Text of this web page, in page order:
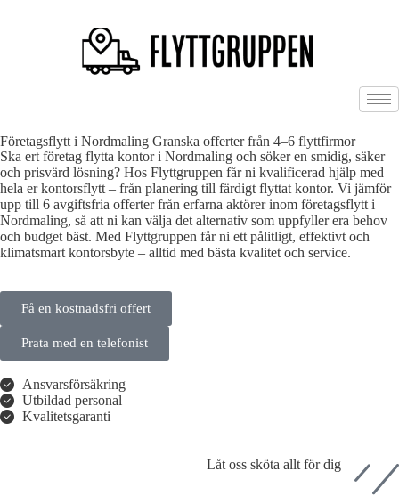
Företagsflytt i Nordmaling Granska offerter från 4–6 flyttfirmor
Ska ert företag flytta kontor i Nordmaling och söker en smidig, säker
och prisvärd lösning? Hos Flyttgruppen får ni kvalificerad hjälp med
hela er kontorsflytt – från planering till färdigt flyttat kontor. Vi jämför
upp till 6 avgiftsfria offerter från erfarna aktörer inom företagsflytt i
Nordmaling, så att ni kan välja det alternativ som uppfyller era behov
och budget bäst. Med Flyttgruppen får ni ett pålitligt, effektivt och
klimatsmart kontorsbyte – alltid med bästa kvalitet och service.
Få en kostnadsfri offert
Prata med en telefonist
Ansvarsförsäkring
Utbildad personal
Kvalitetsgaranti
Låt oss sköta allt för dig